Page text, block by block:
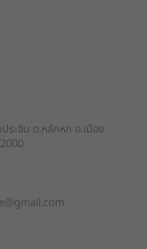
ระจิม ต.หลักหก อ.เมือง